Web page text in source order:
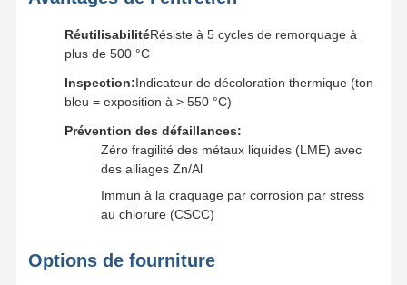
RéutilisabilitéRésiste à 5 cycles de remorquage à
plus de 500 °C
Inspection:Indicateur de décoloration thermique (ton
bleu = exposition à > 550 °C)
Prévention des défaillances:
Zéro fragilité des métaux liquides (LME) avec
des alliages Zn/Al
Immun à la craquage par corrosion par stress
au chlorure (CSCC)
Options de fourniture